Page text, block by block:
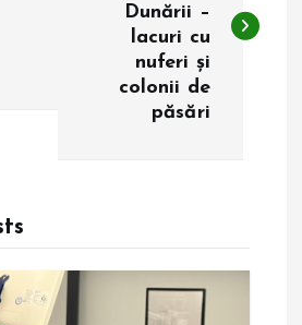
Dunării –
lacuri cu
nuferi și
colonii de
păsări